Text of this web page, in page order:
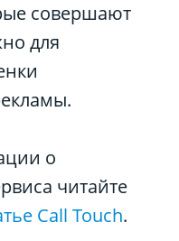
совершают
для
о
читайте
Call Touch.